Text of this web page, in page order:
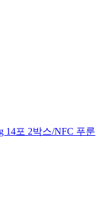
14포 2박스/NFC 푸룬